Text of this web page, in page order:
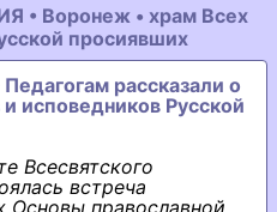
Воронеж • храм Всех
просиявших
рассказали о
исповедников Русской
Всесвятского
встреча
Основы православной